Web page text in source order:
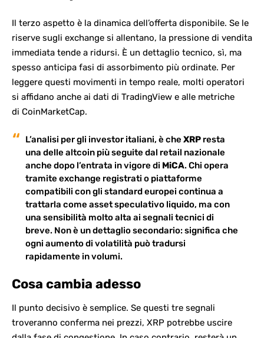
Il terzo aspetto è la dinamica dell’offerta disponibile. Se le
riserve sugli exchange si allentano, la pressione di vendita
immediata tende a ridursi. È un dettaglio tecnico, sì, ma
spesso anticipa fasi di assorbimento più ordinate. Per
leggere questi movimenti in tempo reale, molti operatori
si affidano anche ai dati di TradingView e alle metriche
di CoinMarketCap.
L’analisi per gli investor italiani, è che XRPresta
una delle altcoin più seguite dal retail nazionale
anche dopo l’entrata in vigore di MiCA. Chi opera
tramite exchange registrati o piattaforme
compatibili con gli standard europei continua a
trattarla come asset speculativo liquido, ma con
una sensibilità molto alta ai segnali tecnici di
breve. Non è un dettaglio secondario: significa che
ogni aumento di volatilità può tradursi
rapidamente in volumi.
Cosa cambia adesso
Il punto decisivo è semplice. Se questi tre segnali
troveranno conferma nei prezzi, XRP potrebbe uscire